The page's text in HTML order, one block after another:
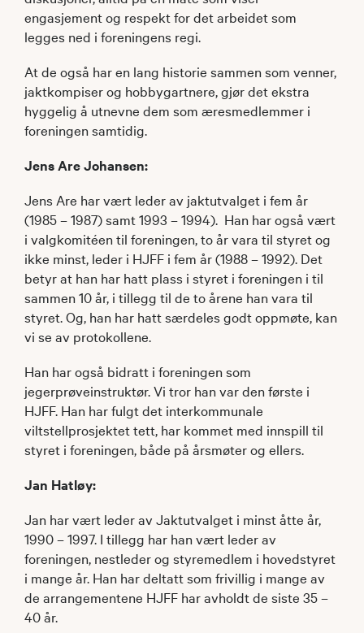
engasjement og respekt for det arbeidet som
legges ned i foreningens regi.
At de også har en lang historie sammen som venner,
jaktkompiser og hobbygartnere, gjør det ekstra
hyggelig å utnevne dem som æresmedlemmer i
foreningen samtidig.
Jens Are Johansen:
Jens Are har vært leder av jaktutvalget i fem år
(1985 – 1987) samt 1993 – 1994). Han har også vært
i valgkomitéen til foreningen, to år vara til styret og
ikke minst, leder i HJFF i fem år (1988 – 1992). Det
betyr at han har hatt plass i styret i foreningen i til
sammen 10 år, i tillegg til de to årene han vara til
styret. Og, han har hatt særdeles godt oppmøte, kan
vi se av protokollene.
Han har også bidratt i foreningen som
jegerprøveinstruktør. Vi tror han var den første i
HJFF. Han har fulgt det interkommunale
viltstellprosjektet tett, har kommet med innspill til
styret i foreningen, både på årsmøter og ellers.
Jan Hatløy:
Jan har vært leder av Jaktutvalget i minst åtte år,
1990 – 1997. I tillegg har han vært leder av
foreningen, nestleder og styremedlem i hovedstyret
i mange år. Han har deltatt som frivillig i mange av
de arrangementene HJFF har avholdt de siste 35 –
40 år.